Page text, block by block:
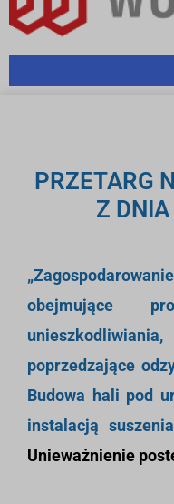
PRZETARG
Z
obejmujące
poprzedzające
Budowa hali pod
instalacją
Unieważnienie